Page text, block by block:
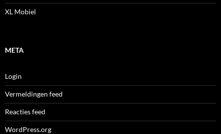
XL Mobiel
META
Login
Vermeldingen feed
Reacties feed
WordPress.org